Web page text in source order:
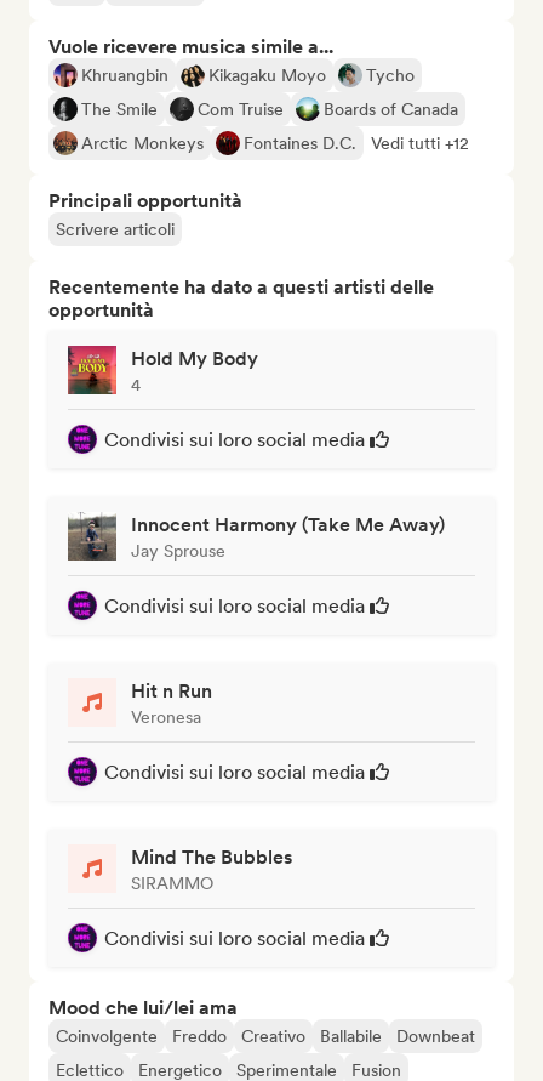
Vuole ricevere musica simile a...
Khruangbin Kikagaku Moyo
Tycho
The Smile
Com Truise
Boards of Canada
Arctic Monkeys
Fontaines D.C. Vedi tutti +12
Principali opportunità
Scrivere articoli
Recentemente ha dato a questi artisti delle
opportunità
Hold My Body
4
Condivisi sui loro social media
Innocent Harmony (Take Me Away)
Jay Sprouse
Condivisi sui loro social media
Hit n Run
Veronesa
Condivisi sui loro social media
Mind The Bubbles
SIRAMMO
Condivisi sui loro social media
Mood che lui/lei ama
Coinvolgente Freddo Creativo Ballabile
Downbeat
Eclettico
Energetico Sperimentale
Fusion